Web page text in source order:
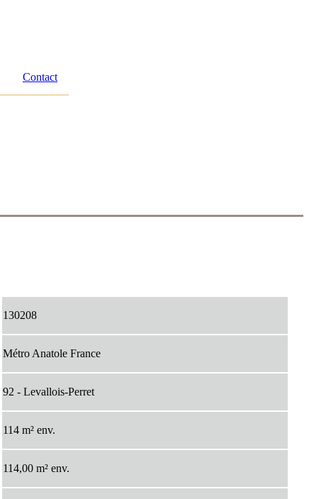
Contact
130208
Métro Anatole France
92 - Levallois-Perret
114 m² env.
114,00 m² env.